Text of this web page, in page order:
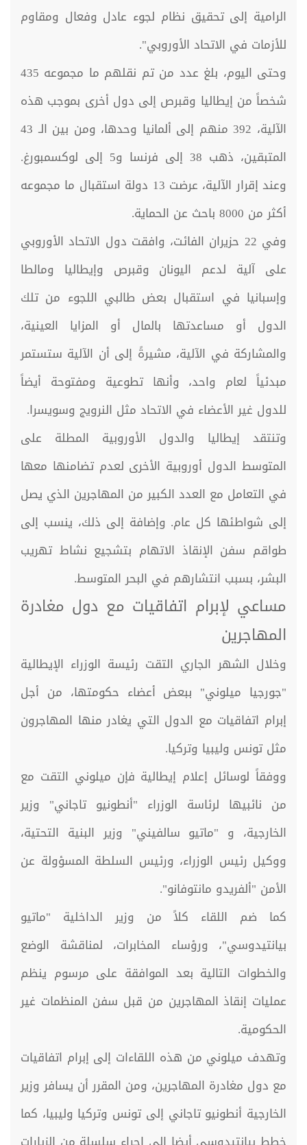
الرامية إلى تحقيق نظام لجوء عادل وفعال ومقاوم
للأزمات في الاتحاد الأوروبي".
وحتى اليوم، بلغ عدد من تم نقلهم ما مجموعه 435
شخصاً من إيطاليا وقبرص إلى دول أخرى بموجب هذه
الآلية، 392 منهم إلى ألمانيا وحدها، ومن بين الـ 43
المتبقين، ذهب 38 إلى فرنسا و5 إلى لوكسمبورغ.
وعند إقرار الآلية، عرضت 13 دولة استقبال ما مجموعه
أكثر من 8000 باحث عن الحماية.
وفي 22 حزيران الفائت، وافقت دول الاتحاد الأوروبي
على آلية لدعم اليونان وقبرص وإيطاليا ومالطا
وإسبانيا في استقبال بعض طالبي اللجوء من تلك
الدول ​​أو مساعدتها بالمال أو المزايا العينية،
والمشاركة في الآلية، مشيرةً إلى أن الآلية ستستمر
مبدئياً لعام واحد، وأنها تطوعية ومفتوحة أيضاً
للدول غير الأعضاء في الاتحاد مثل النرويج وسويسرا.
وتنتقد إيطاليا والدول الأوروبية المطلة على
المتوسط الدول أوروبية الأخرى لعدم تضامنها معها
في التعامل مع العدد الكبير من المهاجرين الذي يصل
إلى شواطئها كل عام. وإضافة إلى ذلك، ينسب إلى
طواقم سفن الإنقاذ الاتهام بتشجيع نشاط تهريب
البشر، بسبب انتشارهم في البحر المتوسط.
مساعي لإبرام اتفاقيات مع دول مغادرة
المهاجرين
وخلال الشهر الجاري التقت رئيسة الوزراء الإيطالية
"جورجيا ميلوني" ببعض أعضاء حكومتها، من أجل
إبرام اتفاقيات مع الدول التي يغادر منها المهاجرون
مثل تونس وليبيا وتركيا.
ووفقاً لوسائل إعلام إيطالية فإن ميلوني التقت مع
من نائبيها لرئاسة الوزراء "أنطونيو تاجاني" وزير
الخارجية، و "ماتيو سالفيني" وزير البنية التحتية،
ووكيل رئيس الوزراء، ورئيس السلطة المسؤولة عن
الأمن "ألفريدو مانتوفانو".
كما ضم اللقاء كلاً من وزير الداخلية "ماتيو
بيانتيدوسي"، ورؤساء المخابرات، لمناقشة الوضع
والخطوات التالية بعد الموافقة على مرسوم ينظم
عمليات إنقاذ المهاجرين من قبل سفن المنظمات غير
الحكومية.
وتهدف ميلوني من هذه اللقاءات إلى إبرام اتفاقيات
مع دول مغادرة المهاجرين، ومن المقرر أن يسافر وزير
الخارجية أنطونيو تاجاني إلى تونس وتركيا وليبيا، كما